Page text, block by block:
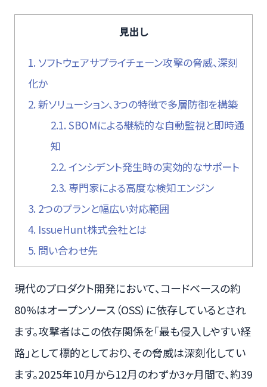
見出し
1. ソフトウェアサプライチェーン攻撃の脅威、深刻
化か
2. 新ソリューション、3つの特徴で多層防御を構築
2.1. SBOMによる継続的な自動監視と即時通
知
2.2. インシデント発生時の実効的なサポート
2.3. 専門家による高度な検知エンジン
3. 2つのプランと幅広い対応範囲
4. IssueHunt株式会社とは
5. 問い合わせ先
現代のプロダクト開発において、コードベースの約
80%はオープンソース（OSS）に依存しているとされ
ます。攻撃者はこの依存関係を「最も侵入しやすい経
路」として標的としており、その脅威は深刻化してい
ます。2025年10月から12月のわずか3ヶ月間で、約39